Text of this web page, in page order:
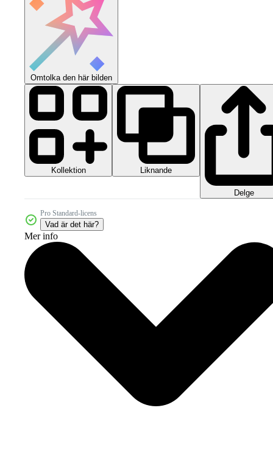
Omtolka den här bilden
Kollektion Liknande
Delge
Pro Standard-licens
Vad är det här?
Mer info